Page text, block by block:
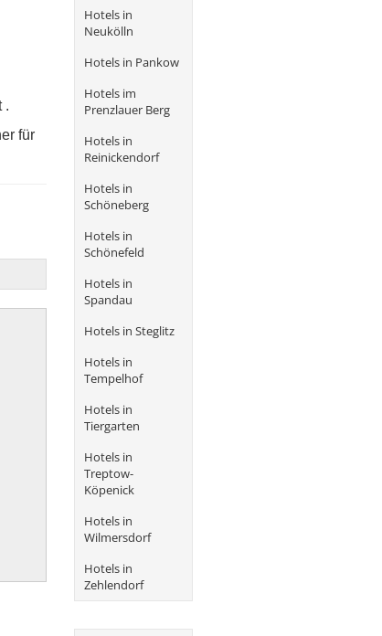
.
für
Hotels in
Neukölln
Hotels in Pankow
Hotels im
Prenzlauer Berg
Hotels in
Reinickendorf
Hotels in
Schöneberg
Hotels in
Schönefeld
Hotels in
Spandau
Hotels in Steglitz
Hotels in
Tempelhof
Hotels in
Tiergarten
Hotels in
Treptow-
Köpenick
Hotels in
Wilmersdorf
Hotels in
Zehlendorf